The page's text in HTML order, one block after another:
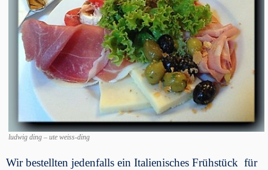
ludwig ding – ute weiss-ding
Wir bestellten jedenfalls ein Italienisches Frühstück für